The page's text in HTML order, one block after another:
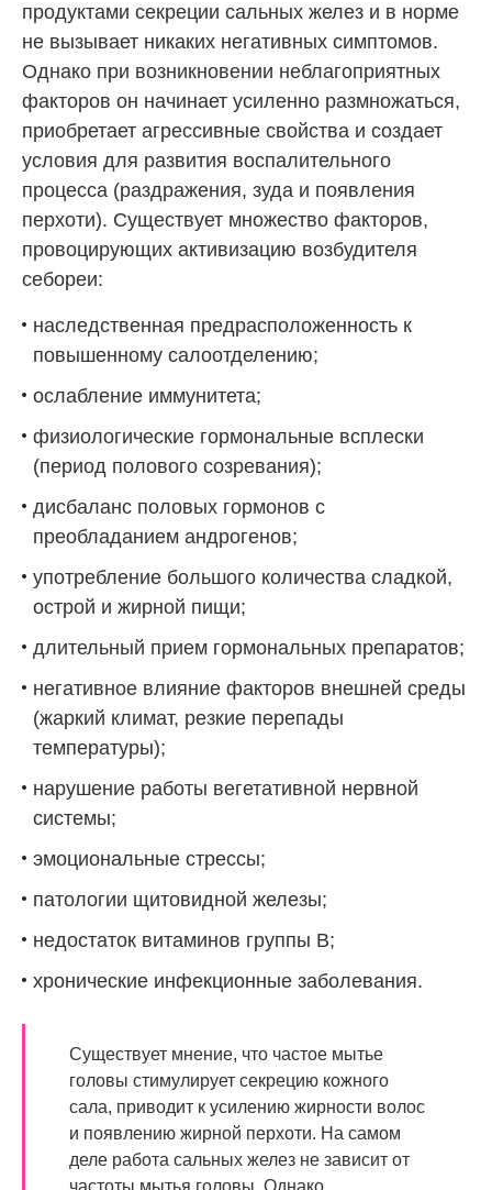
продуктами секреции сальных желез и в норме
не вызывает никаких негативных симптомов.
Однако при возникновении неблагоприятных
факторов он начинает усиленно размножаться,
приобретает агрессивные свойства и создает
условия для развития воспалительного
процесса (раздражения, зуда и появления
перхоти). Существует множество факторов,
провоцирующих активизацию возбудителя
себореи:
наследственная предрасположенность к
повышенному салоотделению;
ослабление иммунитета;
физиологические гормональные всплески
(период полового созревания);
дисбаланс половых гормонов с
преобладанием андрогенов;
употребление большого количества сладкой,
острой и жирной пищи;
длительный прием гормональных препаратов;
негативное влияние факторов внешней среды
(жаркий климат, резкие перепады
температуры);
нарушение работы вегетативной нервной
системы;
эмоциональные стрессы;
патологии щитовидной железы;
недостаток витаминов группы В;
хронические инфекционные заболевания.
Существует мнение, что частое мытье
головы стимулирует секрецию кожного
сала, приводит к усилению жирности волос
и появлению жирной перхоти. На самом
деле работа сальных желез не зависит от